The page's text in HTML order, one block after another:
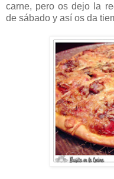
carne, pero os dejo la
de sábado y así os da